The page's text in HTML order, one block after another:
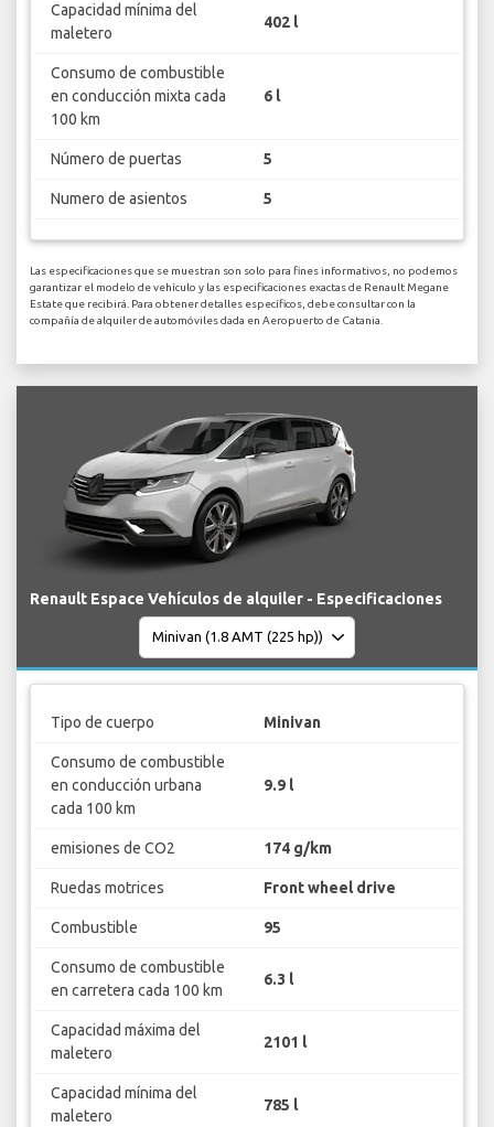
Capacidad mínima del
maletero
402 l
Consumo de combustible
en conducción mixta cada
100 km
6 l
Número de puertas 5
Numero de asientos 5
Las especificaciones que se muestran son solo para fines informativos, no podemos
garantizar el modelo de vehículo y las especificaciones exactas de Renault Megane
Estate que recibirá. Para obtener detalles específicos, debe consultar con la
compañía de alquiler de automóviles dada en Aeropuerto de Catania.
Renault Espace Vehículos de alquiler - Especificaciones
Tipo de cuerpo Minivan
Consumo de combustible
en conducción urbana
cada 100 km
9.9 l
emisiones de CO2 174 g/km
Ruedas motrices Front wheel drive
Combustible 95
Consumo de combustible
en carretera cada 100 km
6.3 l
Capacidad máxima del
maletero
2101 l
Capacidad mínima del
maletero
785 l